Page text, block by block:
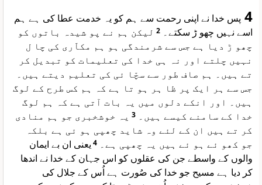
4 پس خدا نے اپنی رحمت سے ہم کو یہ خدمت عطا کی ہے ہم
اسے نہیں چھو ڑ سکتے۔ 2 لیکن ہم نے پو شیدہ باتوں کو
چھو ڑ دیا ہے جس سے شرمندگی ہو ہم مکاّری کی چا ل
نہیں چلتے اور نہ ہی خدا کی تعلیمات کو تبدیل کر
تے ہیں۔ ہم صاف طور سے سچّا ئی کی تعلیم دیتے ہیں۔
جس سے ہر ایک پر ظا ہر ہو تا ہے کہ ہم کس طرح کے لوگ
ہیں۔ اور انکے دلوں میں یہ بات آتی ہے کہ ہم لوگ
خدا کے سامنے کیسے ہیں۔ 3 یہ خوشخبری جو ہم منادی
کر تے ہیں ان کے لئے وہ شاید چھپی ہو ئی ہے بلکہ
جو کھو ئے ہو ئے ہیں یہ چھپی ہے۔ 4 یعنی ان بے ایمان
والوں کے واسطے جن کی عقلوں کو اس جہان کے خدا نے اندھا
کر دیا ہے مسیح جو خدا کی صُورت ہے اُس کے جلال کی